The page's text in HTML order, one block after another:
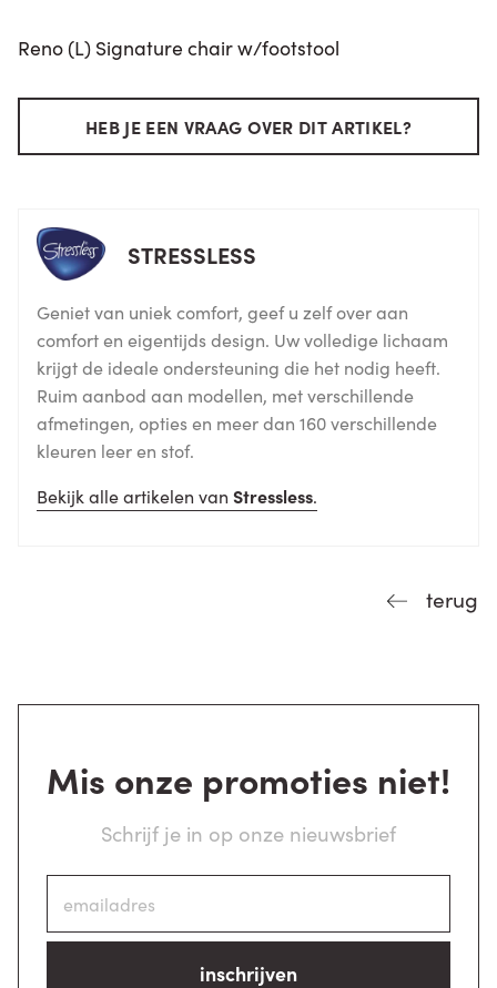
Reno (L) Signature chair w/footstool
HEB JE EEN VRAAG OVER DIT ARTIKEL?
STRESSLESS
Geniet van uniek comfort, geef u zelf over aan
comfort en eigentijds design. Uw volledige lichaam
krijgt de ideale ondersteuning die het nodig heeft.
Ruim aanbod aan modellen, met verschillende
afmetingen, opties en meer dan 160 verschillende
kleuren leer en stof.
Bekijk alle artikelen van Stressless.
terug
Mis onze promoties niet!
Schrijf je in op onze nieuwsbrief
inschrijven